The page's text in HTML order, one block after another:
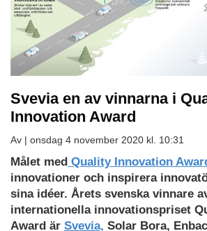
Svevia en av vinnarna i
Innovation Award
Av | onsdag 4 november 2020 kl. 10:31
Målet med Quality Innovation
innovationer och inspirera
sina idéer. Årets svenska vinnare
internationella innovationspriset
Award är Svevia, Solar Bora,